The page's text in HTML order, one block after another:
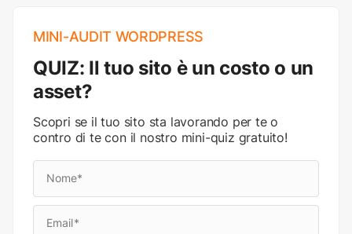
MINI-AUDIT WORDPRESS
QUIZ: Il tuo sito è un costo o un
asset?
Scopri se il tuo sito sta lavorando per te o
contro di te con il nostro mini-quiz gratuito!